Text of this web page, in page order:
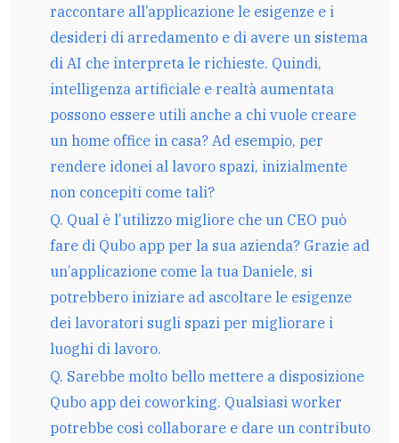
raccontare all’applicazione le esigenze e i
desideri di arredamento e di avere un sistema
di AI che interpreta le richieste. Quindi,
intelligenza artificiale e realtà aumentata
possono essere utili anche a chi vuole creare
un home office in casa? Ad esempio, per
rendere idonei al lavoro spazi, inizialmente
non concepiti come tali?
Q. Qual è l’utilizzo migliore che un CEO può
fare di Qubo app per la sua azienda? Grazie ad
un’applicazione come la tua Daniele, si
potrebbero iniziare ad ascoltare le esigenze
dei lavoratori sugli spazi per migliorare i
luoghi di lavoro.
Q. Sarebbe molto bello mettere a disposizione
Qubo app dei coworking. Qualsiasi worker
potrebbe così collaborare e dare un contributo